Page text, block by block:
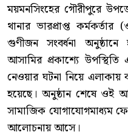
ময়মনসিংহের গৌরীপুরে
থানার ভারপ্রাপ্ত
গুণীজন সংবর্ধনা
আসামির প্রকাশ্যে
নেওয়ার ঘটনা নিয়ে
হয়েছে। অনুষ্ঠান শেষে ওই
সামাজিক যোগাযোগমাধ্যম
আলোচনায় আসে।